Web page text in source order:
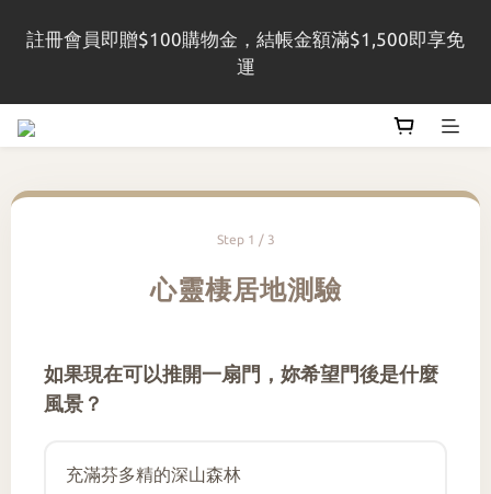
註冊會員即贈$100購物金，結帳金額滿$1,500即享免
運
註冊會員即贈$100購物金，結帳金額滿$1,500即享免
運
Register as a member and receive NT$100
註冊會員即贈$100購物金，結帳金額滿$1,500即享免
運
Step 1 / 3
心靈棲居地測驗
如果現在可以推開一扇門，妳希望門後是什麼
風景？
充滿芬多精的深山森林